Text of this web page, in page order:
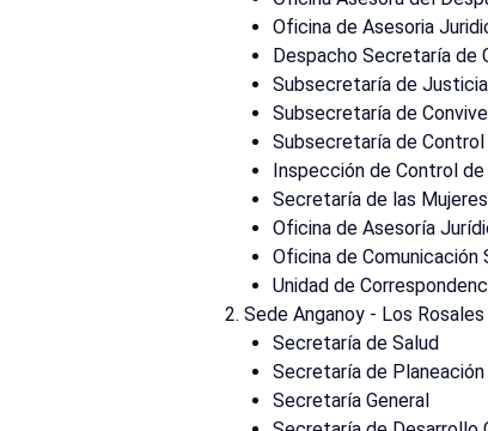
Oficina de Asesoria
Despacho Secretaría de
Subsecretaría de
Subsecretaría de
Subsecretaría de Control
Inspección de Control
Secretaría de las
Oficina de Asesoría
Oficina de Comunicación
Unidad de
Sede Anganoy - Los
Secretaría de Salud
Secretaría de Planeación
Secretaría General